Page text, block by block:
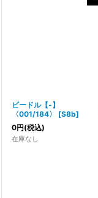
ビードル【-】
〈001/184〉
[S8b]
0円(税込)
在庫なし